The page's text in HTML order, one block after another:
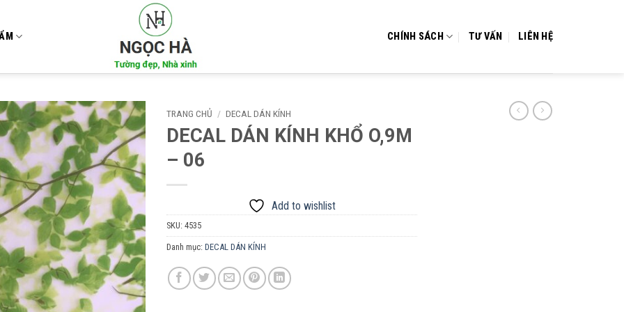
CHÍNH SÁCH TƯ VẤN LIÊN HỆ
Add to
wishlist
TRANG CHỦ / DECAL DÁN KÍNH
DECAL DÁN KÍNH KHỔ O,9M
– 06
Add to wishlist
SKU: 4535
Danh mục: DECAL DÁN KÍNH